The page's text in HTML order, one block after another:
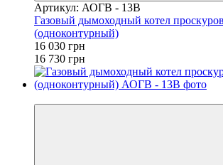
Артикул: АОГВ - 13В
Газовый дымоходный котел
(одноконтурный)
16 030 грн
16 730 грн